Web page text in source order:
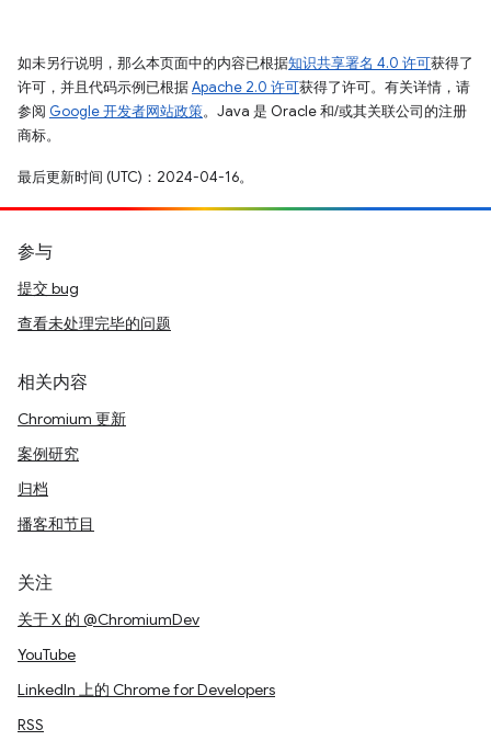
如未另行说明，那么本页面中的内容已根据知识共享署名 4.0 许可获得了
许可，并且代码示例已根据Apache 2.0 许可获得了许可。有关详情，请
参阅 Google 开发者网站政策。Java 是 Oracle 和/或其关联公司的注册
商标。
最后更新时间 (UTC)：2024-04-16。
参与
提交 bug
查看未处理完毕的问题
相关内容
Chromium 更新
案例研究
归档
播客和节目
关注
关于 X 的 @ChromiumDev
YouTube
LinkedIn 上的 Chrome for Developers
RSS